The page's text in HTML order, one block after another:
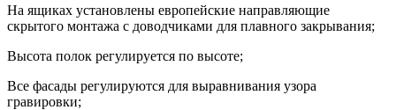
На ящиках установлены европейские направляющие
скрытого монтажа с доводчиками для плавного закрывания;
Высота полок регулируется по высоте;
Все фасады регулируются для выравнивания узора
гравировки;